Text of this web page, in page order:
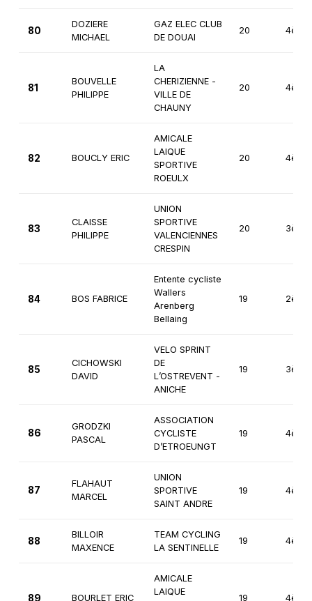
80
DOZIERE
MICHAEL
GAZ ELEC CLUB
DE DOUAI
20 4ème
81
BOUVELLE
PHILIPPE
LA
CHERIZIENNE -
VILLE DE
CHAUNY
20 4ème
82 BOUCLY ERIC
AMICALE
LAIQUE
SPORTIVE
ROEULX
20 4ème
83
CLAISSE
PHILIPPE
UNION
SPORTIVE
VALENCIENNES
CRESPIN
20 3ème
84 BOS FABRICE
Entente cycliste
Wallers
Arenberg
Bellaing
19 2ème
85
CICHOWSKI
DAVID
VELO SPRINT
DE
L’OSTREVENT -
ANICHE
19 3ème
86
GRODZKI
PASCAL
ASSOCIATION
CYCLISTE
D’ETROEUNGT
19 4ème
87
FLAHAUT
MARCEL
UNION
SPORTIVE
SAINT ANDRE
19 4ème
88
BILLOIR
MAXENCE
TEAM CYCLING
LA SENTINELLE
19 4ème
89 BOURLET ERIC
AMICALE
LAIQUE
19 4ème